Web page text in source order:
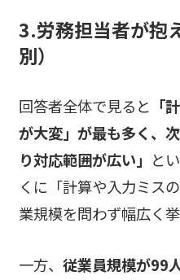
3.労務担当者が抱
別）
回答者全体で見ると 「
が大変」が最も多く、
り対応範囲が広い」 と
くに「計算や入力ミス
業規模を問わず幅広く挙
一方、 従業員規模が99